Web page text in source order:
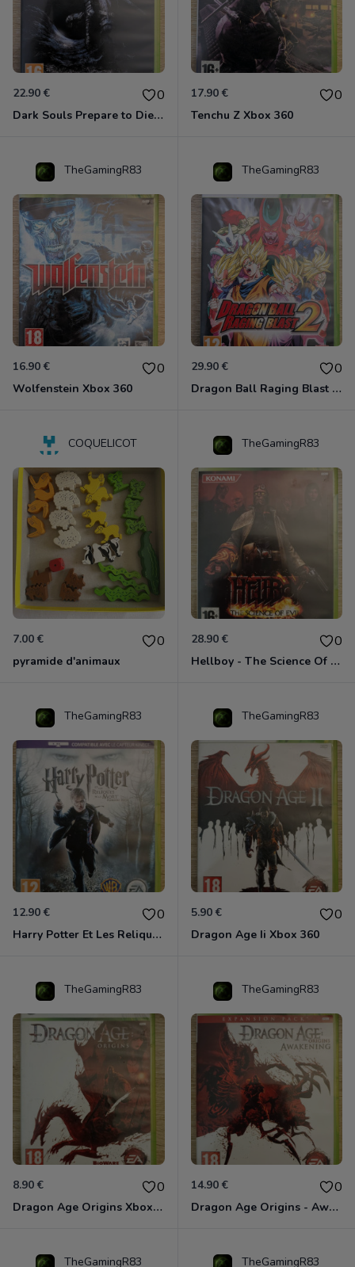
22.90 € 0
Dark Souls Prepare to Die Edition XBOX 360
17.90 € 0
Tenchu Z Xbox 360
TheGamingR83
16.90 € 0
Wolfenstein Xbox 360
TheGamingR83
29.90 € 0
Dragon Ball Raging Blast 2 Xbox 360
COQUELICOT
7.00 € 0
pyramide d'animaux
TheGamingR83
28.90 € 0
Hellboy - The Science Of Evil Xbox 360
TheGamingR83
12.90 € 0
Harry Potter Et Les Reliques De La Mort - 1ère Partie Xbox 360
TheGamingR83
5.90 € 0
Dragon Age Ii Xbox 360
TheGamingR83
8.90 € 0
Dragon Age Origins Xbox 360
TheGamingR83
14.90 € 0
Dragon Age Origins - Awakening Xbox 360
TheGamingR83 TheGamingR83